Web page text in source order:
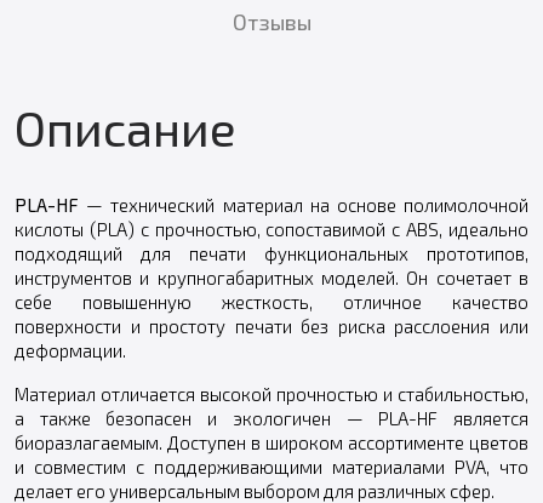
Отзывы
Описание
PLA-HF — технический материал на основе полимолочной
кислоты (PLA) с прочностью, сопоставимой с ABS, идеально
подходящий для печати функциональных прототипов,
инструментов и крупногабаритных моделей. Он сочетает в
себе повышенную жесткость, отличное качество
поверхности и простоту печати без риска расслоения или
деформации.
Материал отличается высокой прочностью и стабильностью,
а также безопасен и экологичен — PLA-HF является
биоразлагаемым. Доступен в широком ассортименте цветов
и совместим с поддерживающими материалами PVA, что
делает его универсальным выбором для различных сфер.